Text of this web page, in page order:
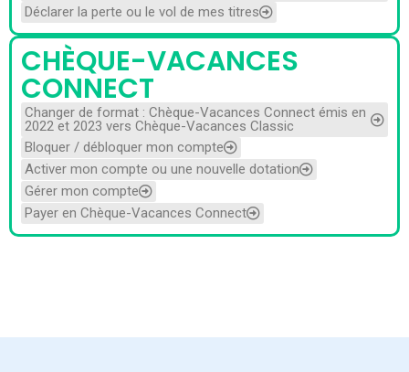
Déclarer la perte ou le vol de mes titres
CHÈQUE-VACANCES
CONNECT
Changer de format : Chèque-Vacances Connect émis en
2022 et 2023 vers Chèque-Vacances Classic
Bloquer / débloquer mon compte
Activer mon compte ou une nouvelle dotation
Gérer mon compte
Payer en Chèque-Vacances Connect